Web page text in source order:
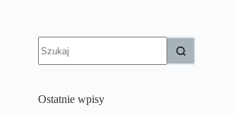
wyników
Ostatnie wpisy